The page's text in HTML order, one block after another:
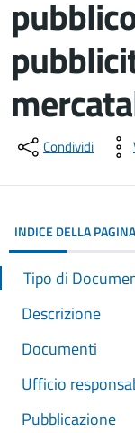
Dettagli
Condividi
INDICE DELLA PAGINA
Tipo di
Descrizione
Documenti
Ufficio
Pubblicazione